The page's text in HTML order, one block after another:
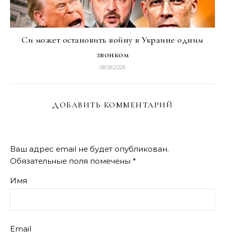
Си может остановить войну в Украине одним
звонком
08.08.2026
ДОБАВИТЬ КОММЕНТАРИЙ
Ваш адрес email не будет опубликован.
Обязательные поля помечены *
Имя
Email